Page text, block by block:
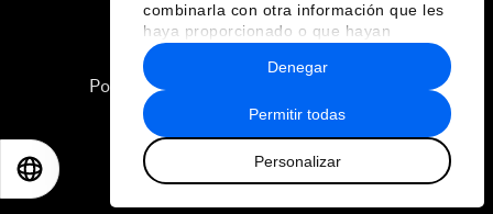
combinarla con otra información que les
haya proporcionado o que hayan
recopilado a partir del uso que haya
hecho de sus servicios.
Permitir todas
Personalizar
Denegar
Política de privacidad y normas de uso
Sitemap
2026 Foro Económico Mundial